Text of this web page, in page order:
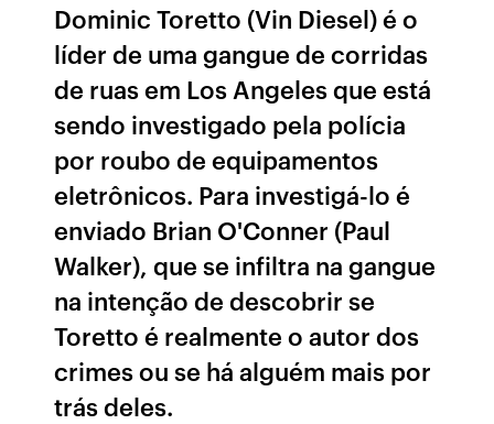
Dominic Toretto (Vin Diesel) é o
líder de uma gangue de corridas
de ruas em Los Angeles que está
sendo investigado pela polícia
por roubo de equipamentos
eletrônicos. Para investigá-lo é
enviado Brian O'Conner (Paul
Walker), que se infiltra na gangue
na intenção de descobrir se
Toretto é realmente o autor dos
crimes ou se há alguém mais por
trás deles.